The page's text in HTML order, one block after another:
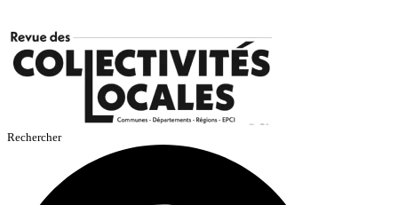
Rechercher